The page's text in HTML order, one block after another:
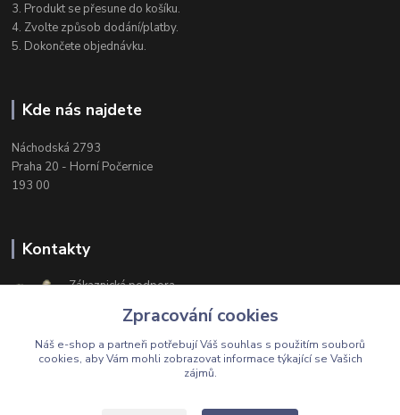
3. Produkt se přesune do košíku.
4. Zvolte způsob dodání/platby.
5. Dokončete objednávku.
Kde nás najdete
Náchodská 2793
Praha 20 - Horní Počernice
193 00
Kontakty
Zákaznická podpora
+420 603 174 975
Po-Čt, 8-16 hod. Pá 8-14 hod.
Zpracování cookies
Náš e-shop a partneři potřebují Váš souhlas s použitím souborů
cookies, aby Vám mohli zobrazovat informace týkající se Vašich
zájmů.